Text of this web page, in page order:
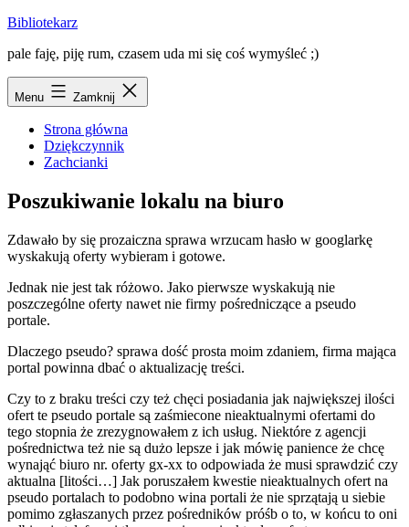
Przejdź
treści
Bibliotekarz
pale faję, piję rum, czasem uda mi się coś wymyśleć ;)
Menu Zamknij
Strona główna
Dziękczynnik
Zachcianki
Poszukiwanie lokalu na biuro
Zdawało by się prozaiczna sprawa wrzucam hasło w googlarkę
wyskakują oferty wybieram i gotowe.
Jednak nie jest tak różowo. Jako pierwsze wyskakują nie
poszczególne oferty nawet nie firmy pośredniczące a pseudo
portale.
Dlaczego pseudo? sprawa dość prosta moim zdaniem, firma mająca
portal powinna dbać o aktualizację treści.
Czy to z braku treści czy też chęci posiadania jak największej ilości
ofert te pseudo portale są zaśmiecone nieaktualnymi ofertami do
tego stopnia że zrezygnowałem z ich usług. Niektóre z agencji
pośrednictwa też nie są dużo lepsze i jak mówię panience że chcę
wynająć biuro nr. oferty gx-xx to odpowiada że musi sprawdzić czy
aktualna [litości…] Jak poruszałem kwestie nieaktualnych ofert na
pseudo portalach to podobno wina portali że nie sprzątają u siebie
pomimo zgłaszanych przez pośredników próśb o to, w końcu to oni